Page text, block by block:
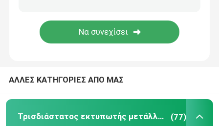
Τρισδιάστατος εκτυπωτής κοσμήματος
Τρισδιάστατος εκτυπωτής ρητίνης SLA
Συμπυκνώνοντας μηχανή λέιζερ
ΑΛΛΕΣ ΚΑΤΗΓΟΡΙΕΣ ΑΠΟ ΜΑΣ
Τρισδιάστατος εκτυπωτής μετάλλων λέιζερ (77)